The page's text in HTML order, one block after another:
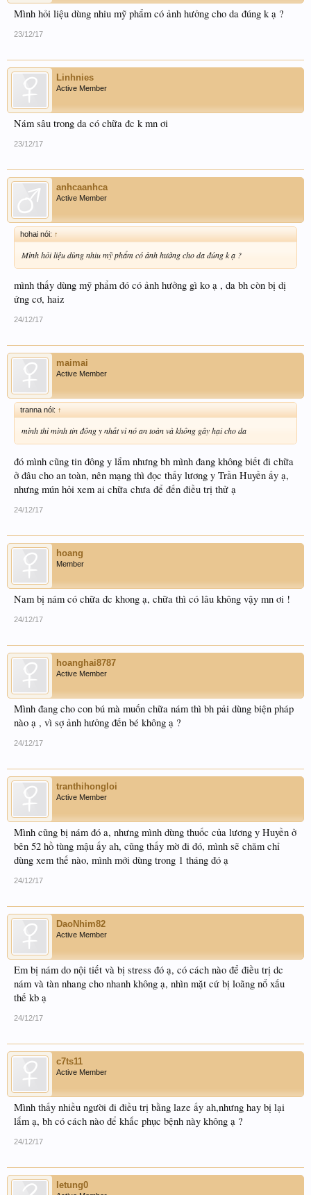
Mình hỏi liệu dùng nhiu mỹ phẩm có ảnh hưởng cho da đúng k ạ ?
23/12/17
Linhnies
Active Member
Nám sâu trong da có chữa đc k mn ơi
23/12/17
anhcaanhca
Active Member
hohai nói: ↑
Mình hỏi liệu dùng nhiu mỹ phẩm có ảnh hưởng cho da đúng k ạ ?
mình thấy dùng mỹ phẩm đó có ảnh hưởng gì ko ạ , da bh còn bị dị
ứng cơ, haiz
24/12/17
maimai
Active Member
tranna nói: ↑
mình thì mình tin đông y nhất vì nó an toàn và không gây hại cho da
đó mình cũng tin đông y lắm nhưng bh mình đang không biết đi chữa
ở đâu cho an toàn, nên mạng thì đọc thấy lương y Trần Huyền ấy ạ,
nhưng mún hỏi xem ai chữa chưa để đến điều trị thử ạ
24/12/17
hoang
Member
Nam bị nám có chữa đc khong ạ, chữa thì có lâu không vậy mn ơi !
24/12/17
hoanghai8787
Active Member
Mình đang cho con bú mà muốn chữa nám thì bh pải dùng biện pháp
nào ạ , vì sợ ảnh hưởng đến bé không ạ ?
24/12/17
tranthihongloi
Active Member
Mình cũng bị nám đó a, nhưng mình dùng thuốc của lương y Huyền ở
bên 52 hồ tùng mậu ấy ah, cũng thấy mờ đi đó, mình sẽ chăm chỉ
dùng xem thế nào, mình mới dùng trong 1 tháng đó ạ
24/12/17
DaoNhim82
Active Member
Em bị nám do nội tiết và bị stress đó ạ, có cách nào để điều trị dc
nám và tàn nhang cho nhanh không ạ, nhìn mặt cứ bị loãng nổ xấu
thế kb ạ
24/12/17
c7ts11
Active Member
Mình thấy nhiều người đi điều trị bằng laze ấy ah,nhưng hay bị lại
lắm ạ, bh có cách nào để khắc phục bệnh này không ạ ?
24/12/17
letung0